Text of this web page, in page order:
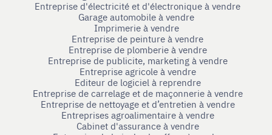
Entreprise d'électricité et d'électronique à vendre
Garage automobile à vendre
Imprimerie à vendre
Entreprise de peinture à vendre
Entreprise de plomberie à vendre
Entreprise de publicite, marketing à vendre
Entreprise agricole à vendre
Editeur de logiciel à reprendre
Entreprise de carrelage et de maçonnerie à vendre
Entreprise de nettoyage et d’entretien à vendre
Entreprises agroalimentaire à vendre
Cabinet d'assurance à vendre